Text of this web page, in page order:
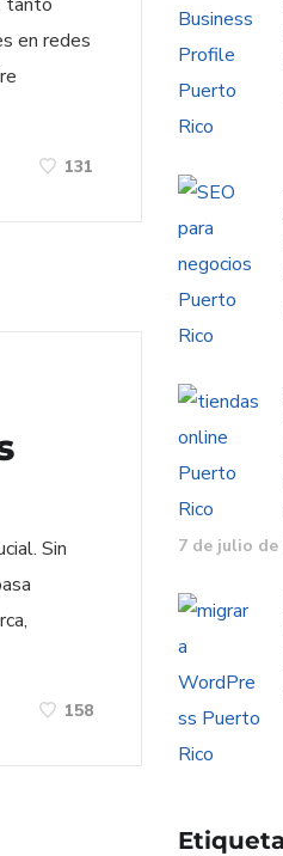
en redes
131
Sin
158
7 de julio de